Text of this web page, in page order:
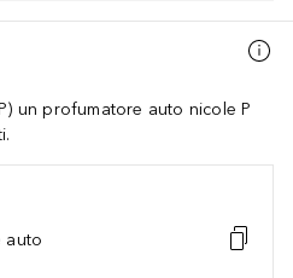
un profumatore auto nicole P
auto